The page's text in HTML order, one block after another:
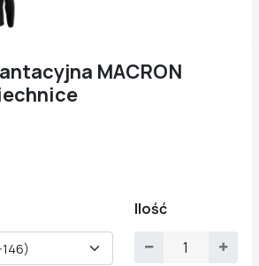
MACRON
Ilość